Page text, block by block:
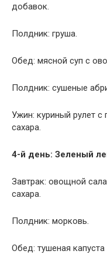
добавок.
Полдник: груша.
Обед: мясной суп с
Полдник: сушеные
Ужин: куриный рулет с
сахара.
4-й день: Зеленый
Завтрак: овощной
сахара.
Полдник: морковь.
Обед: тушеная